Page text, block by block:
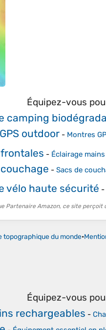
Équipez-vous
camping
outdoor- Montres
- Éclairage
- Sacs de
vélo haute sécurité -
Partenaire Amazon, ce site perçoit
topographique du monde•
Équipez-vous
rechargeables -